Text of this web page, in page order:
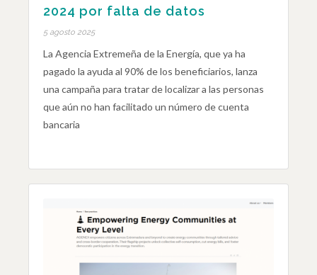
2024 por falta de datos
5 agosto 2025
La Agencia Extremeña de la Energía, que ya ha
pagado la ayuda al 90% de los beneficiarios, lanza
una campaña para tratar de localizar a las personas
que aún no han facilitado un número de cuenta
bancaria